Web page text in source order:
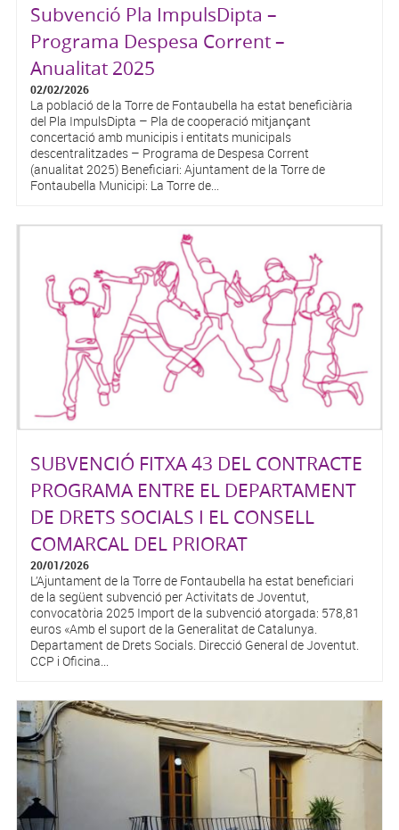
Subvenció Pla ImpulsDipta –
Programa Despesa Corrent –
Anualitat 2025
02/02/2026
La població de la Torre de Fontaubella ha estat beneficiària
del Pla ImpulsDipta – Pla de cooperació mitjançant
concertació amb municipis i entitats municipals
descentralitzades – Programa de Despesa Corrent
(anualitat 2025) Beneficiari: Ajuntament de la Torre de
Fontaubella Municipi: La Torre de...
SUBVENCIÓ FITXA 43 DEL CONTRACTE
PROGRAMA ENTRE EL DEPARTAMENT
DE DRETS SOCIALS I EL CONSELL
COMARCAL DEL PRIORAT
20/01/2026
L’Ajuntament de la Torre de Fontaubella ha estat beneficiari
de la següent subvenció per Activitats de Joventut,
convocatòria 2025 Import de la subvenció atorgada: 578,81
euros «Amb el suport de la Generalitat de Catalunya.
Departament de Drets Socials. Direcció General de Joventut.
CCP i Oficina...